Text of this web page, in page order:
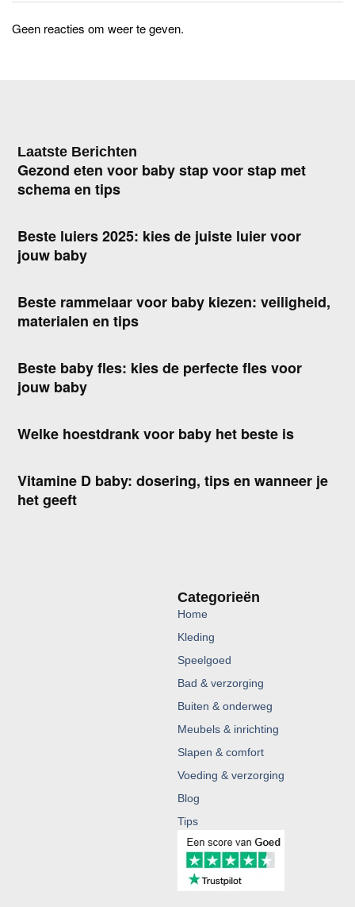
Geen reacties om weer te geven.
Categorieën
Home
Kleding
Speelgoed
Bad & verzorging
Buiten & onderweg
Meubels & inrichting
Slapen & comfort
Voeding & verzorging
Blog
Tips
Laatste Berichten
Gezond eten voor baby stap voor stap met
schema en tips
Beste luiers 2025: kies de juiste luier voor
jouw baby
Beste rammelaar voor baby kiezen: veiligheid,
materialen en tips
Beste baby fles: kies de perfecte fles voor
jouw baby
Welke hoestdrank voor baby het beste is
Vitamine D baby: dosering, tips en wanneer je
het geeft